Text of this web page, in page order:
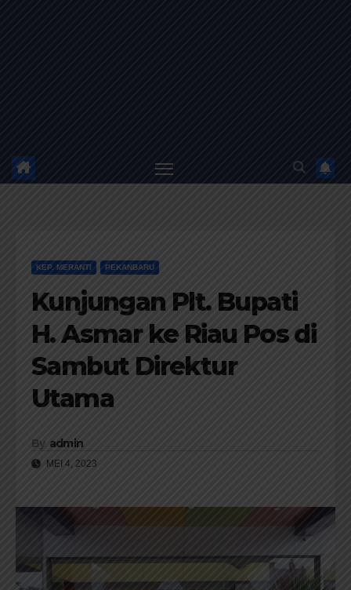
KEP. MERANTI PEKANBARU
Kunjungan Plt. Bupati
H. Asmar ke Riau Pos di
Sambut Direktur
Utama
By admin
MEI 4, 2023